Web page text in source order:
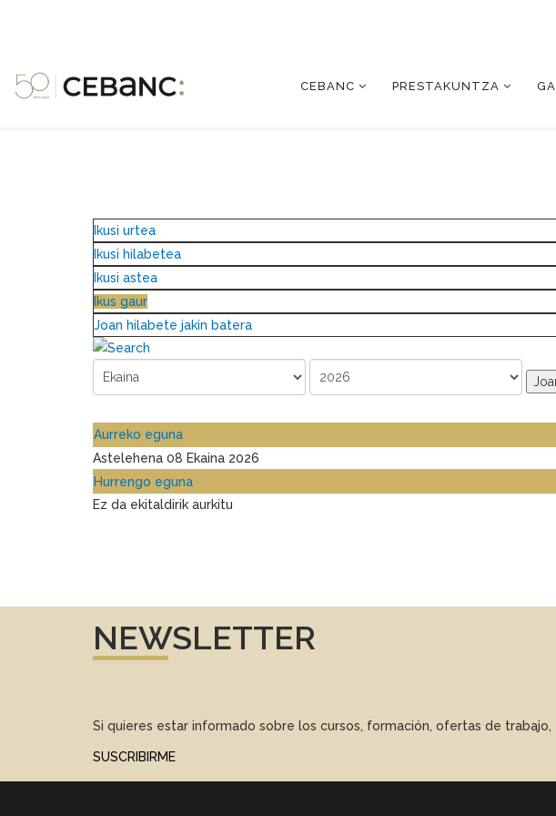
CEBANC PRESTAKUNTZA
Ikusi urtea
Ikusi hilabetea
Ikusi astea
Ikus gaur
Joan hilabete jakin batera
Aurreko eguna
Astelehena 08 Ekaina 2026
Hurrengo eguna
Ez da ekitaldirik aurkitu
NEWSLETTER
Si quieres estar informado sobre los cursos, formación, ofertas de
SUSCRIBIRME